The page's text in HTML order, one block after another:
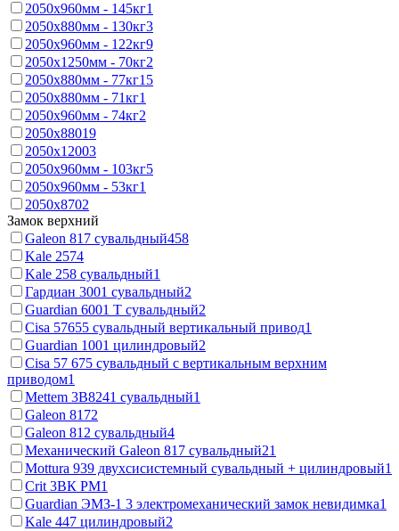
2050x960мм - 145кг1
2050x880мм - 130кг3
2050x960мм - 122кг9
2050x1250мм - 70кг2
2050x880мм - 77кг15
2050x880мм - 71кг1
2050x960мм - 74кг2
2050х88019
2050x12003
2050x960мм - 103кг5
2050x960мм - 53кг1
2050х8702
Замок верхний
Galeon 817 сувальдный458
Kale 2574
Kale 258 сувальдный1
Гардиан 3001 сувальдный2
Guardian 6001 Т сувальдный2
Cisa 57655 сувальдный вертикальный привод1
Guardian 1001 цилиндровый2
Cisa 57 675 сувальдный с вертикальным верхним
приводом1
Mettem 3В8241 сувальдный1
Galeon 8172
Galeon 812 сувальдный4
Механический Galeon 817 сувальдный21
Mottura 939 двухсисистемный сувальдный + цилиндровый1
Crit 3ВК РМ1
Guardian ЭМЗ-1 3 электромеханический замок невидимка1
Kale 447 цилиндровый2